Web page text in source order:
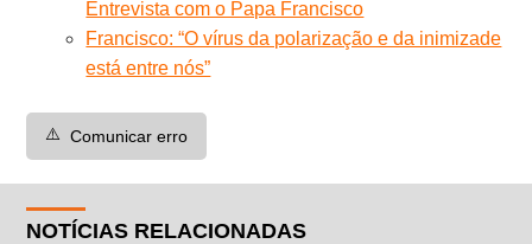
Entrevista com o Papa Francisco
Francisco: “O vírus da polarização e da inimizade
está entre nós”
⚠️ Comunicar erro
NOTÍCIAS RELACIONADAS